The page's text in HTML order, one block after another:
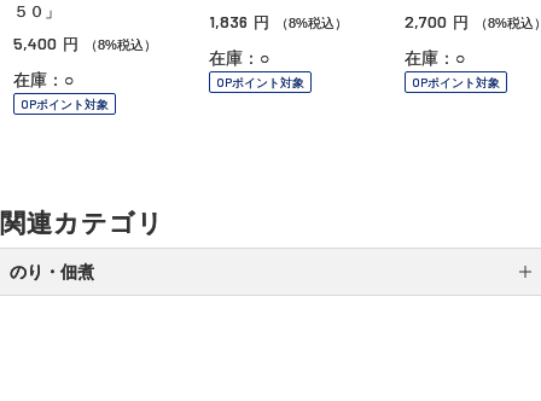
５０」
5,400 円 （8%税込）
在庫：○
OPポイント対象
1,836 円 （8%税込）
在庫：○
OPポイント対象
2,700 円 （8%税込
在庫：○
OPポイント対象
関連カテゴリ
のり・佃煮